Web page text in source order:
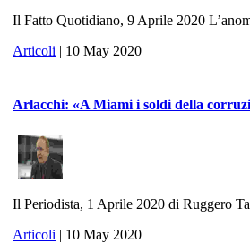
Il Fatto Quotidiano, 9 Aprile 2020
Articoli | 10 May 2020
Arlacchi: «A Miami i soldi della
Il Periodista, 1 Aprile 2020 di Ruggero
Articoli | 10 May 2020